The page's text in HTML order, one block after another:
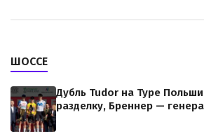
ШОССЕ
Дубль Tudor на Туре
разделку, Бреннер —